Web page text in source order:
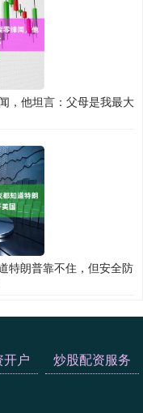
，他坦言：父母是我最大
特朗普靠不住，但安全防
户 炒股配资服务